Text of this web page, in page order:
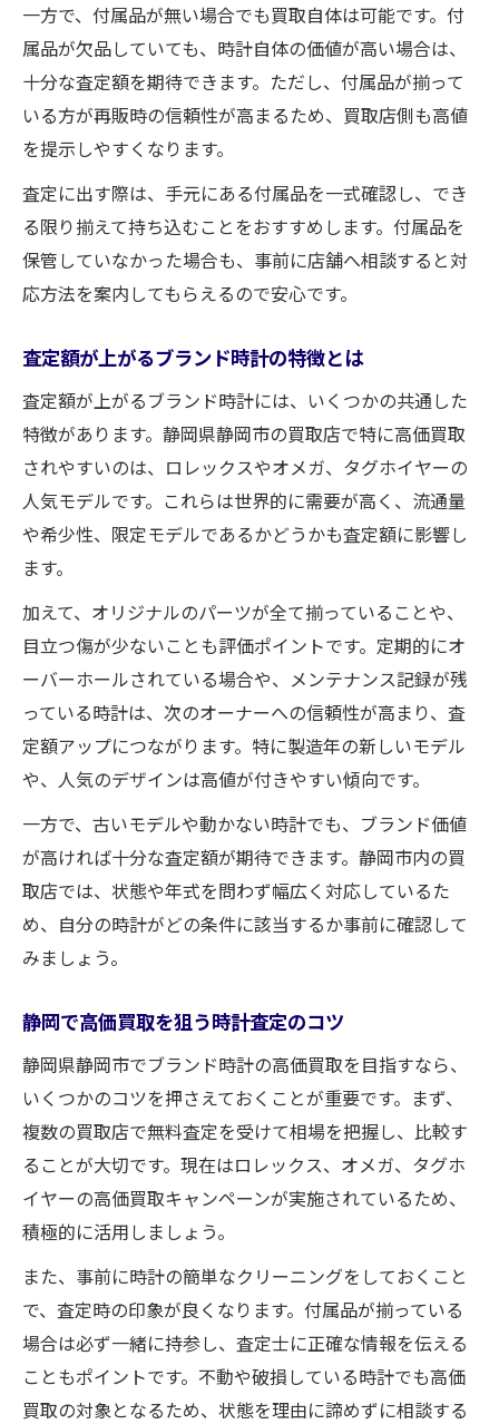
一方で、付属品が無い場合でも買取自体は可能です。付
属品が欠品していても、時計自体の価値が高い場合は、
十分な査定額を期待できます。ただし、付属品が揃って
いる方が再販時の信頼性が高まるため、買取店側も高値
を提示しやすくなります。
査定に出す際は、手元にある付属品を一式確認し、でき
る限り揃えて持ち込むことをおすすめします。付属品を
保管していなかった場合も、事前に店舗へ相談すると対
応方法を案内してもらえるので安心です。
査定額が上がるブランド時計の特徴とは
査定額が上がるブランド時計には、いくつかの共通した
特徴があります。静岡県静岡市の買取店で特に高価買取
されやすいのは、ロレックスやオメガ、タグホイヤーの
人気モデルです。これらは世界的に需要が高く、流通量
や希少性、限定モデルであるかどうかも査定額に影響し
ます。
加えて、オリジナルのパーツが全て揃っていることや、
目立つ傷が少ないことも評価ポイントです。定期的にオ
ーバーホールされている場合や、メンテナンス記録が残
っている時計は、次のオーナーへの信頼性が高まり、査
定額アップにつながります。特に製造年の新しいモデル
や、人気のデザインは高値が付きやすい傾向です。
一方で、古いモデルや動かない時計でも、ブランド価値
が高ければ十分な査定額が期待できます。静岡市内の買
取店では、状態や年式を問わず幅広く対応しているた
め、自分の時計がどの条件に該当するか事前に確認して
みましょう。
静岡で高価買取を狙う時計査定のコツ
静岡県静岡市でブランド時計の高価買取を目指すなら、
いくつかのコツを押さえておくことが重要です。まず、
複数の買取店で無料査定を受けて相場を把握し、比較す
ることが大切です。現在はロレックス、オメガ、タグホ
イヤーの高価買取キャンペーンが実施されているため、
積極的に活用しましょう。
また、事前に時計の簡単なクリーニングをしておくこと
で、査定時の印象が良くなります。付属品が揃っている
場合は必ず一緒に持参し、査定士に正確な情報を伝える
こともポイントです。不動や破損している時計でも高価
買取の対象となるため、状態を理由に諦めずに相談する